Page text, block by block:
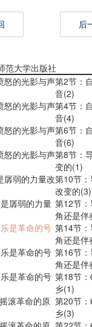
后
范大学出版社
怒的光影与声第2节：
音(2)
怒的光影与声第4节：
音(4)
怒的光影与声第6节：
音(6)
怒的光影与声第8节：
变的(1)
孱弱的力量改第10节
改变的(3)
孱弱的力量 第12节
角还是伴
是革命的号 第14节
角还是伴
是革命的号 第16节
角还是伴
是革命的号 第18节
乡(1)
滚革命的原 第20节
乡(3)